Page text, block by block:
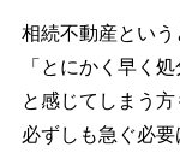
相続不動産という
「とにかく早く
と感じてしまう方
必ずしも急ぐ必要